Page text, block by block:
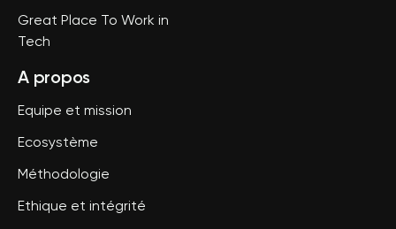
Great Place To Work in
Tech
A propos
Equipe et mission
Ecosystème
Méthodologie
Ethique et intégrité